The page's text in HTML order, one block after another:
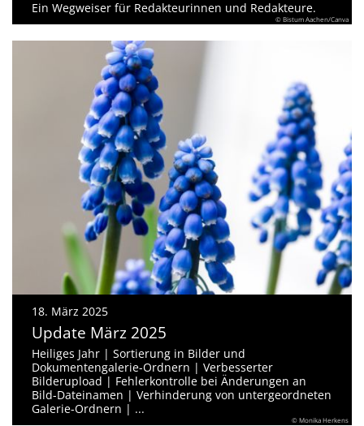
Ein Wegweiser für Redakteurinnen und Redakteure.
© Bistum Aachen/Canva
18. März 2025
Update März 2025
Heiliges Jahr | Sortierung in Bilder und
Dokumentengalerie-Ordnern | Verbesserter
Bilderupload | Fehlerkontrolle bei Änderungen an
Bild-Dateinamen | Verhinderung von untergeordneten
Galerie-Ordnern | ...
© Monika Herkens